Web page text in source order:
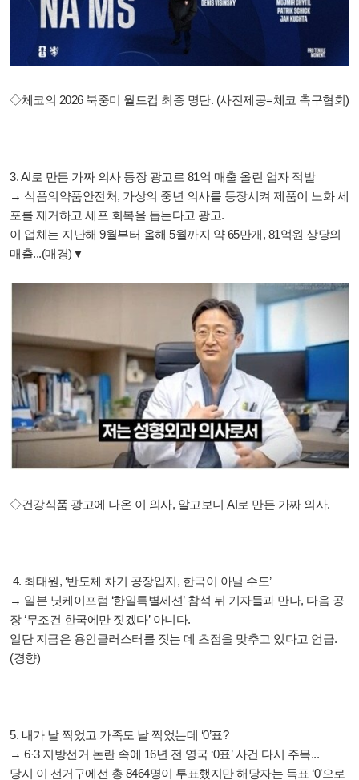
◇체코의 2026 북중미 월드컵 최종 명단. (사진제공=체코 축구협회)
3. AI로 만든 가짜 의사 등장 광고로 81억 매출 올린 업자 적발
→ 식품의약품안전처, 가상의 중년 의사를 등장시켜 제품이 노화 세
포를 제거하고 세포 회복을 돕는다고 광고.
이 업체는 지난해 9월부터 올해 5월까지 약 65만개, 81억원 상당의
매출...(매경)▼
◇건강식품 광고에 나온 이 의사, 알고보니 AI로 만든 가짜 의사.
4. 최태원, ‘반도체 차기 공장입지, 한국이 아닐 수도’
→ 일본 닛케이포럼 ‘한일특별세션’ 참석 뒤 기자들과 만나, 다음 공
장 ‘무조건 한국에만 짓겠다’ 아니다.
일단 지금은 용인클러스터를 짓는 데 초점을 맞추고 있다고 언급.
(경향)
5. 내가 날 찍었고 가족도 날 찍었는데 ‘0’표?
→ 6·3 지방선거 논란 속에 16년 전 영국 ‘0표’ 사건 다시 주목...
당시 이 선거구에선 총 8464명이 투표했지만 해당자는 득표 ‘0’으로